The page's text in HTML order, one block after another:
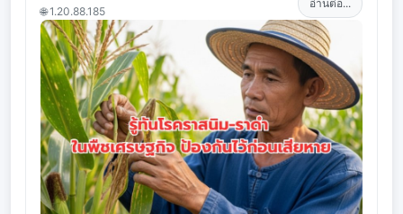
🌐 1.20.88.185
อ่านต่อ...